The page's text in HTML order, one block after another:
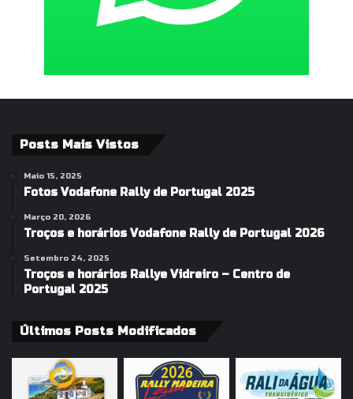
Posts Mais Vistos
Maio 15, 2025
Fotos Vodafone Rally de Portugal 2025
Março 20, 2026
Troços e horários Vodafone Rally de Portugal 2026
Setembro 24, 2025
Troços e horários Rallye Vidreiro – Centro de
Portugal 2025
Últimos Posts Modificados